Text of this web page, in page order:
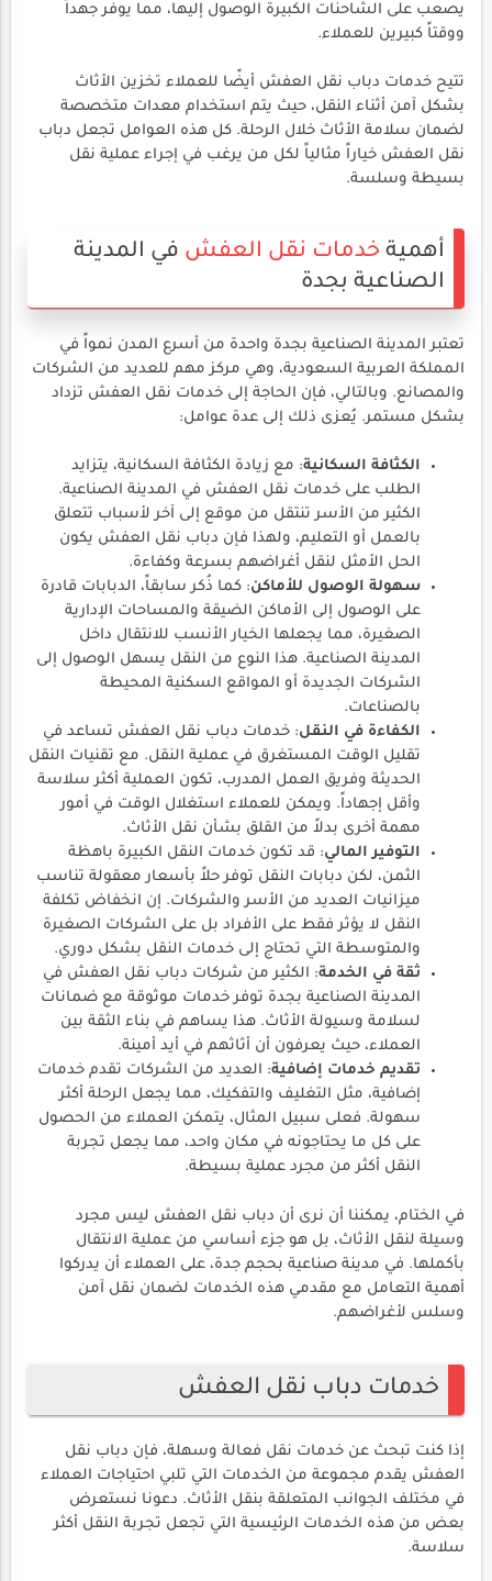
يصعب على الشاحنات الكبيرة الوصول إليها، مما يوفر جهداً
ووقتاً كبيرين للعملاء.
تتيح خدمات دباب نقل العفش أيضًا للعملاء تخزين الأثاث
بشكل آمن أثناء النقل، حيث يتم استخدام معدات متخصصة
لضمان سلامة الأثاث خلال الرحلة. كل هذه العوامل تجعل دباب
نقل العفش خياراً مثالياً لكل من يرغب في إجراء عملية نقل
بسيطة وسلسة.
أهمية خدمات نقل العفش في المدينة
الصناعية بجدة
تعتبر المدينة الصناعية بجدة واحدة من أسرع المدن نمواً في
المملكة العربية السعودية، وهي مركز مهم للعديد من الشركات
والمصانع. وبالتالي، فإن الحاجة إلى خدمات نقل العفش تزداد
بشكل مستمر. يُعزى ذلك إلى عدة عوامل:
الكثافة السكانية: مع زيادة الكثافة السكانية، يتزايد
الطلب على خدمات نقل العفش في المدينة الصناعية.
الكثير من الأسر تنتقل من موقع إلى آخر لأسباب تتعلق
بالعمل أو التعليم، ولهذا فإن دباب نقل العفش يكون
الحل الأمثل لنقل أغراضهم بسرعة وكفاءة.
سهولة الوصول للأماكن: كما ذُكر سابقاً، الدبابات قادرة
على الوصول إلى الأماكن الضيقة والمساحات الإدارية
الصغيرة، مما يجعلها الخيار الأنسب للانتقال داخل
المدينة الصناعية. هذا النوع من النقل يسهل الوصول إلى
الشركات الجديدة أو المواقع السكنية المحيطة
بالصناعات.
الكفاءة في النقل: خدمات دباب نقل العفش تساعد في
تقليل الوقت المستغرق في عملية النقل. مع تقنيات النقل
الحديثة وفريق العمل المدرب، تكون العملية أكثر سلاسة
وأقل إجهاداً. ويمكن للعملاء استغلال الوقت في أمور
مهمة أخرى بدلاً من القلق بشأن نقل الأثاث.
التوفير المالي: قد تكون خدمات النقل الكبيرة باهظة
الثمن، لكن دبابات النقل توفر حلاً بأسعار معقولة تناسب
ميزانيات العديد من الأسر والشركات. إن انخفاض تكلفة
النقل لا يؤثر فقط على الأفراد بل على الشركات الصغيرة
والمتوسطة التي تحتاج إلى خدمات النقل بشكل دوري.
ثقة في الخدمة: الكثير من شركات دباب نقل العفش في
المدينة الصناعية بجدة توفر خدمات موثوقة مع ضمانات
لسلامة وسيولة الأثاث. هذا يساهم في بناء الثقة بين
العملاء، حيث يعرفون أن أثاثهم في أيد أمينة.
تقديم خدمات إضافية: العديد من الشركات تقدم خدمات
إضافية، مثل التغليف والتفكيك، مما يجعل الرحلة أكثر
سهولة. فعلى سبيل المثال، يتمكن العملاء من الحصول
على كل ما يحتاجونه في مكان واحد، مما يجعل تجربة
النقل أكثر من مجرد عملية بسيطة.
في الختام، يمكننا أن نرى أن دباب نقل العفش ليس مجرد
وسيلة لنقل الأثاث، بل هو جزء أساسي من عملية الانتقال
بأكملها. في مدينة صناعية بحجم جدة، على العملاء أن يدركوا
أهمية التعامل مع مقدمي هذه الخدمات لضمان نقل آمن
وسلس لأغراضهم.
خدمات دباب نقل العفش
إذا كنت تبحث عن خدمات نقل فعالة وسهلة، فإن دباب نقل
العفش يقدم مجموعة من الخدمات التي تلبي احتياجات العملاء
في مختلف الجوانب المتعلقة بنقل الأثاث. دعونا نستعرض
بعض من هذه الخدمات الرئيسية التي تجعل تجربة النقل أكثر
سلاسة.